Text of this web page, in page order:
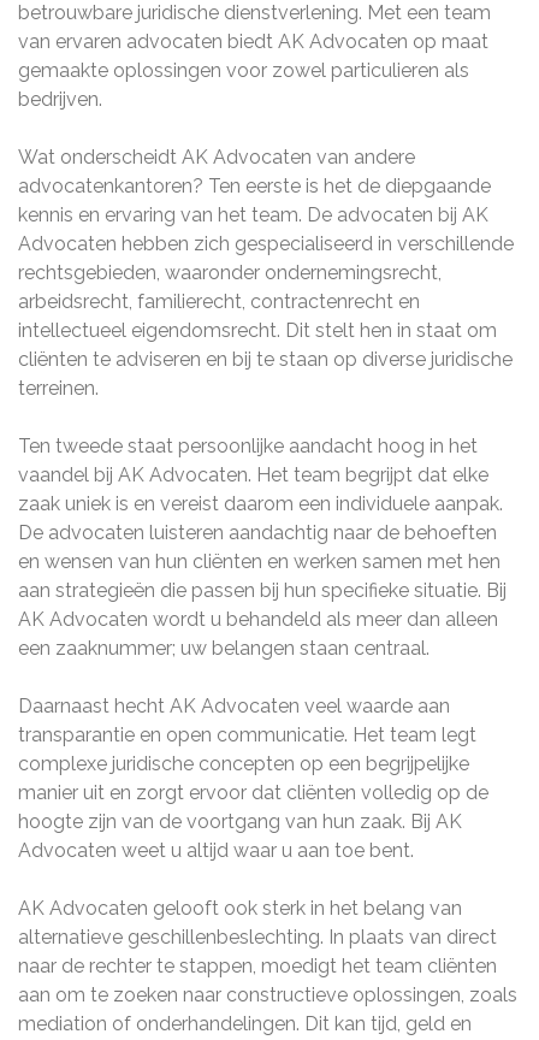
betrouwbare juridische dienstverlening. Met een team
van ervaren advocaten biedt AK Advocaten op maat
gemaakte oplossingen voor zowel particulieren als
bedrijven.
Wat onderscheidt AK Advocaten van andere
advocatenkantoren? Ten eerste is het de diepgaande
kennis en ervaring van het team. De advocaten bij AK
Advocaten hebben zich gespecialiseerd in verschillende
rechtsgebieden, waaronder ondernemingsrecht,
arbeidsrecht, familierecht, contractenrecht en
intellectueel eigendomsrecht. Dit stelt hen in staat om
cliënten te adviseren en bij te staan ​​op diverse juridische
terreinen.
Ten tweede staat persoonlijke aandacht hoog in het
vaandel bij AK Advocaten. Het team begrijpt dat elke
zaak uniek is en vereist daarom een individuele aanpak.
De advocaten luisteren aandachtig naar de behoeften
en wensen van hun cliënten en werken samen met hen
aan strategieën die passen bij hun specifieke situatie. Bij
AK Advocaten wordt u behandeld als meer dan alleen
een zaaknummer; uw belangen staan ​​centraal.
Daarnaast hecht AK Advocaten veel waarde aan
transparantie en open communicatie. Het team legt
complexe juridische concepten op een begrijpelijke
manier uit en zorgt ervoor dat cliënten volledig op de
hoogte zijn van de voortgang van hun zaak. Bij AK
Advocaten weet u altijd waar u aan toe bent.
AK Advocaten gelooft ook sterk in het belang van
alternatieve geschillenbeslechting. In plaats van direct
naar de rechter te stappen, moedigt het team cliënten
aan om te zoeken naar constructieve oplossingen, zoals
mediation of onderhandelingen. Dit kan tijd, geld en